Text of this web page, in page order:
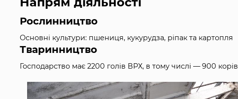
Рослинництво
Основні культури: пшениця, кукурудза, ріпак та картопля
Тваринництво
Господарство має 2200 голів ВРХ, в тому числі — 900 корів